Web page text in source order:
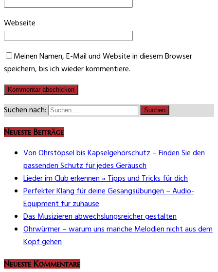
Webseite
Meinen Namen, E-Mail und Website in diesem Browser
speichern, bis ich wieder kommentiere.
Suchen nach:
Neueste Beiträge
Von Ohrstöpsel bis Kapselgehörschutz – Finden Sie den
passenden Schutz für jedes Geräusch
Lieder im Club erkennen » Tipps und Tricks für dich
Perfekter Klang für deine Gesangsübungen – Audio-
Equipment für zuhause
Das Musizieren abwechslungsreicher gestalten
Ohrwürmer – warum uns manche Melodien nicht aus dem
Kopf gehen
Neueste Kommentare